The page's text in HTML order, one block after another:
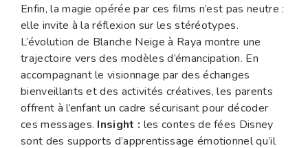
Enfin, la magie opérée par ces films n’est pas neutre :
elle invite à la réflexion sur les stéréotypes.
L’évolution de Blanche Neige à Raya montre une
trajectoire vers des modèles d’émancipation. En
accompagnant le visionnage par des échanges
bienveillants et des activités créatives, les parents
offrent à l’enfant un cadre sécurisant pour décoder
ces messages. Insight : les contes de fées Disney
sont des supports d’apprentissage émotionnel qu’il